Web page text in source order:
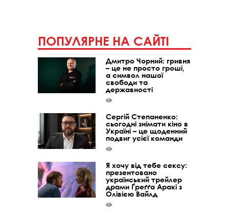
ПОПУЛЯРНЕ НА САЙТІ
Дмитро Чорний: гривня
– це не просто гроші,
а символ нашої
свободи та
державності
Сергій Степаненко:
сьогодні знімати кіно в
Україні – це щоденний
подвиг усієї команди
Я хочу від тебе сексу:
презентовано
український трейлер
драми Ґреґґа Аракі з
Олівією Вайлд